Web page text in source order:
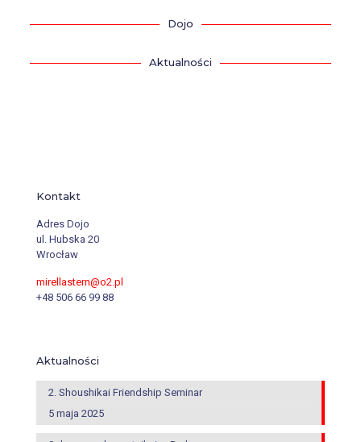
Dojo
Aktualności
Kontakt
Adres Dojo
ul. Hubska 20
Wrocław
mirellastern@o2.pl
+48 506 66 99 88
Aktualności
2. Shoushikai Friendship Seminar
5 maja 2025